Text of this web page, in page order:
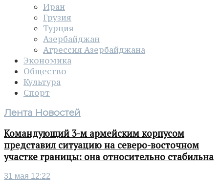
Иран
Грузия
Турция
Азербайджан
Агрессия Азербайджана
Экономика
Общество
Культура
Спорт
Лента Новостей
Командующий 3-м армейским корпусом
представил ситуацию на северо-восточном
участке границы: она относительно стабильна
31 мая 12:22